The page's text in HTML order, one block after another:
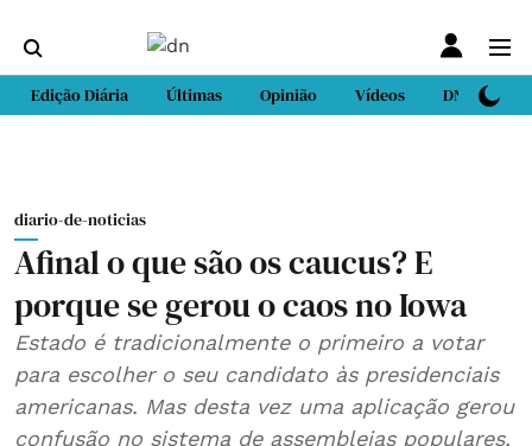
Edição Diária Últimas Opinião Vídeos DN Sport
diario-de-noticias
Afinal o que são os caucus? E
porque se gerou o caos no Iowa
Estado é tradicionalmente o primeiro a votar
para escolher o seu candidato às presidenciais
americanas. Mas desta vez uma aplicação gerou
confusão no sistema de assembleias populares.